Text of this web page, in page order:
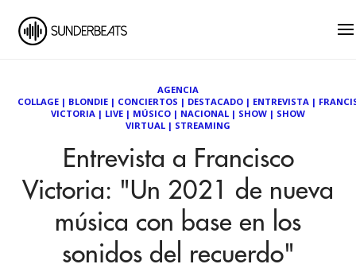
AGENCIA
COLLAGE | BLONDIE | CONCIERTOS | DESTACADO | ENTREVISTA |
VICTORIA | LIVE | MÚSICO | NACIONAL | SHOW | SHOW
VIRTUAL | STREAMING
Entrevista a Francisco
Victoria: "Un 2021 de nueva
música con base en los
sonidos del recuerdo"